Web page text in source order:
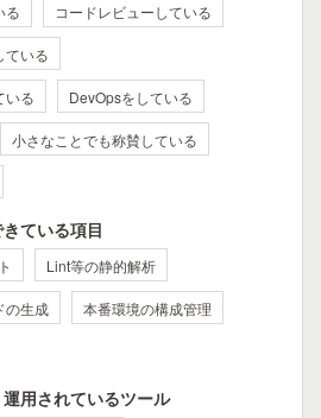
る コードレビューしている
ている
いる DevOpsをしている
小さなことでも称賛している
ている項目
Lint等の静的解析
の生成 本番環境の構成管理
用されているツール